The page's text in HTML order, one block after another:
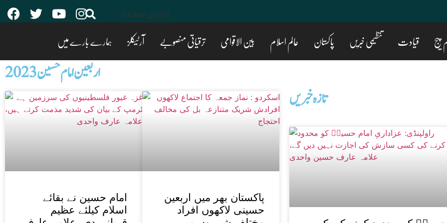
[ticker_post]
قیادت تنظیمی خبریں پاکستان عالم اسلام بین الاقوامی ترقیاتی منصوبے آرٹیکلز ہمارے بارے میں
اربعین امام حسین 2023
امام حسین نے بقائے
اسلام کیلئے عظیم
پاکستان بھر میں اربعین
حسینی لاکھوں افراد
تازه خبریں